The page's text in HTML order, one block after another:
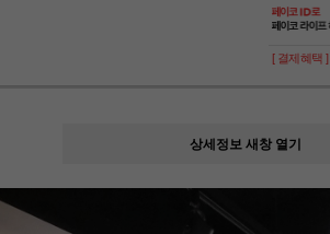
[ 결제혜택 ]
상세정보 새창 열기